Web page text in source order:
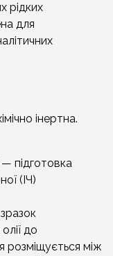
рідких
для
інертна.
— підготовка
(ІЧ)
до
розміщується між